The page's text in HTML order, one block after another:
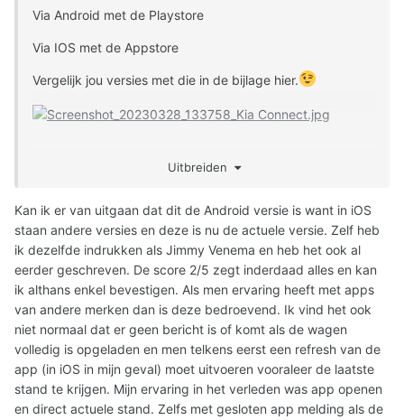
Via Android met de Playstore
Via IOS met de Appstore
Vergelijk jou versies met die in de bijlage hier.
Uitbreiden
Kan ik er van uitgaan dat dit de Android versie is want in iOS
staan andere versies en deze is nu de actuele versie. Zelf heb
ik dezelfde indrukken als Jimmy Venema en heb het ook al
eerder geschreven. De score 2/5 zegt inderdaad alles en kan
ik althans enkel bevestigen. Als men ervaring heeft met apps
van andere merken dan is deze bedroevend. Ik vind het ook
niet normaal dat er geen bericht is of komt als de wagen
volledig is opgeladen en men telkens eerst een refresh van de
app (in iOS in mijn geval) moet uitvoeren vooraleer de laatste
stand te krijgen. Mijn ervaring in het verleden was app openen
en direct actuele stand. Zelfs met gesloten app melding als de